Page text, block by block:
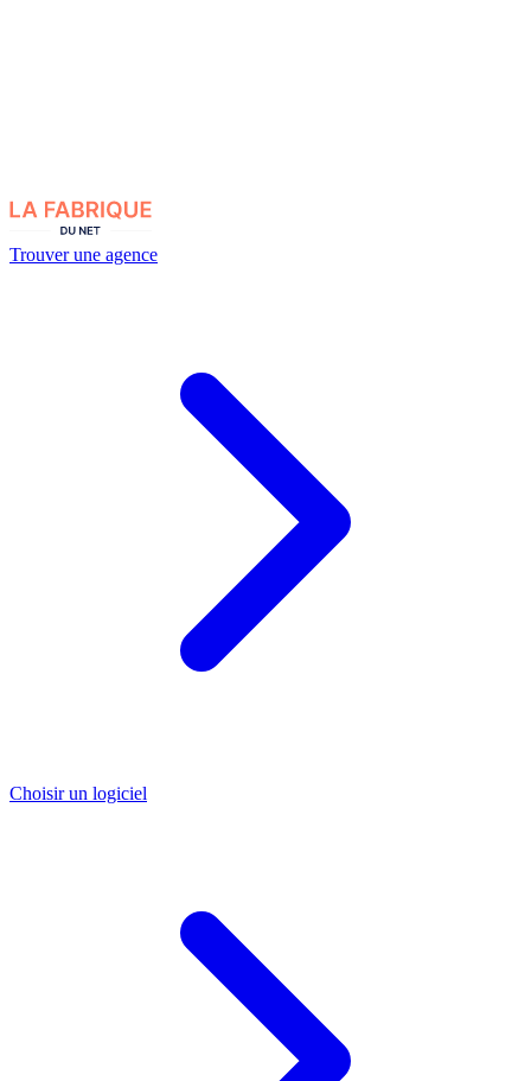
Trouver une agence
Choisir un logiciel